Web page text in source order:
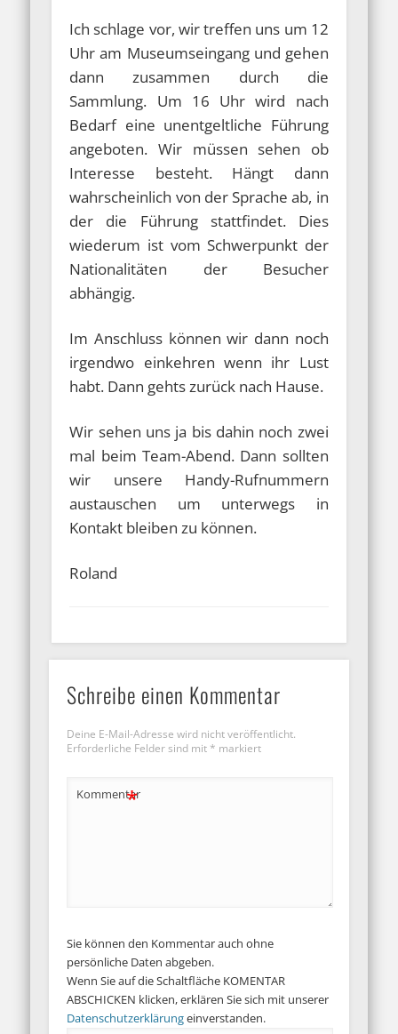
Ich schlage vor, wir treffen uns um 12
Uhr am Museumseingang und gehen
dann zusammen durch die
Sammlung. Um 16 Uhr wird nach
Bedarf eine unentgeltliche Führung
angeboten. Wir müssen sehen ob
Interesse besteht. Hängt dann
wahrscheinlich von der Sprache ab, in
der die Führung stattfindet. Dies
wiederum ist vom Schwerpunkt der
Nationalitäten der Besucher
abhängig.
Im Anschluss können wir dann noch
irgendwo einkehren wenn ihr Lust
habt. Dann gehts zurück nach Hause.
Wir sehen uns ja bis dahin noch zwei
mal beim Team-Abend. Dann sollten
wir unsere Handy-Rufnummern
austauschen um unterwegs in
Kontakt bleiben zu können.
Roland
Schreibe einen Kommentar
Deine E-Mail-Adresse wird nicht veröffentlicht.
Erforderliche Felder sind mit * markiert
Kommentar
*
Sie können den Kommentar auch ohne
persönliche Daten abgeben.
Wenn Sie auf die Schaltfläche KOMENTAR
ABSCHICKEN klicken, erklären Sie sich mit unserer
Datenschutzerklärungeinverstanden.